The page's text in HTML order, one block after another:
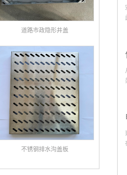
道路市政隐形井盖
不锈钢排水沟盖板